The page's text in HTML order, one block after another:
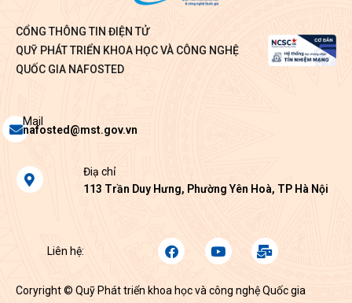
CỔNG THÔNG TIN ĐIỆN TỬ
QUỸ PHÁT TRIỂN KHOA HỌC VÀ CÔNG NGHỆ
QUỐC GIA NAFOSTED
Envelope
Mail
nafosted@mst.gov.vn
Map-
marker-
Điạ chỉ
113 Trần Duy Hưng, Phường Yên Hoà, TP Hà Nội
Liên hệ: FacebookYoutubeMail-
bulk
Coryright © Quỹ Phát triển khoa học và công nghệ Quốc gia